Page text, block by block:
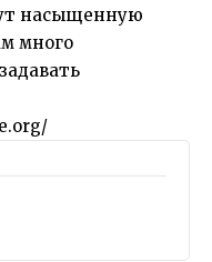
насыщенную
много